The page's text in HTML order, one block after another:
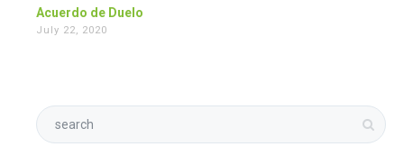
Acuerdo de Duelo
July 22, 2020